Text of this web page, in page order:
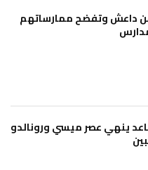
داعش وتفضح ممارساتهم
ينهي عصر ميسي ورونالدو